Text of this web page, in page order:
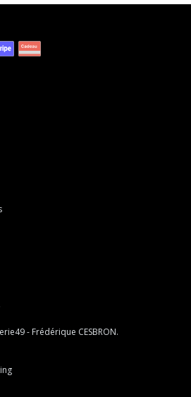
- Frédérique CESBRON.